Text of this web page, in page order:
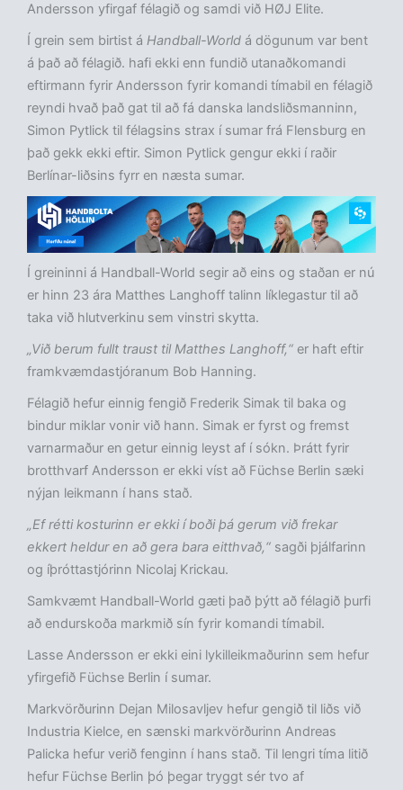
Andersson yfirgaf félagið og samdi við HØJ Elite.
Í grein sem birtist á Handball-World á dögunum var bent
á það að félagið. hafi ekki enn fundið utanaðkomandi
eftirmann fyrir Andersson fyrir komandi tímabil en félagið
reyndi hvað það gat til að fá danska landsliðsmanninn,
Simon Pytlick til félagsins strax í sumar frá Flensburg en
það gekk ekki eftir. Simon Pytlick gengur ekki í raðir
Berlínar-liðsins fyrr en næsta sumar.
Í greininni á Handball-World segir að eins og staðan er nú
er hinn 23 ára Matthes Langhoff talinn líklegastur til að
taka við hlutverkinu sem vinstri skytta.
„Við berum fullt traust til Matthes Langhoff,“ er haft eftir
framkvæmdastjóranum Bob Hanning.
Félagið hefur einnig fengið Frederik Simak til baka og
bindur miklar vonir við hann. Simak er fyrst og fremst
varnarmaður en getur einnig leyst af í sókn. Þrátt fyrir
brotthvarf Andersson er ekki víst að Füchse Berlin sæki
nýjan leikmann í hans stað.
„Ef rétti kosturinn er ekki í boði þá gerum við frekar
ekkert heldur en að gera bara eitthvað,“ sagði þjálfarinn
og íþróttastjórinn Nicolaj Krickau.
Samkvæmt Handball-World gæti það þýtt að félagið þurfi
að endurskoða markmið sín fyrir komandi tímabil.
Lasse Andersson er ekki eini lykilleikmaðurinn sem hefur
yfirgefið Füchse Berlin í sumar.
Markvörðurinn Dejan Milosavljev hefur gengið til liðs við
Industria Kielce, en sænski markvörðurinn Andreas
Palicka hefur verið fenginn í hans stað. Til lengri tíma litið
hefur Füchse Berlin þó þegar tryggt sér tvo af